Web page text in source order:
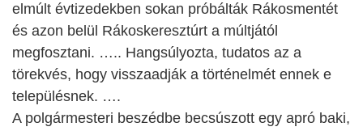
elmúlt évtizedekben sokan próbálták Rákosmentét
és azon belül Rákoskeresztúrt a múltjától
megfosztani. ….. Hangsúlyozta, tudatos az a
törekvés, hogy visszaadják a történelmét ennek e
településnek. ….
A polgármesteri beszédbe becsúszott egy apró baki,